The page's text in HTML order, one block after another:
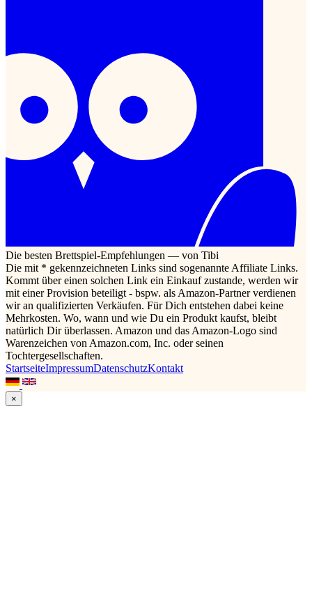
Die besten Brettspiel-Empfehlungen — von Tibi
Die mit * gekennzeichneten Links sind sogenannte Affiliate Links.
Kommt über einen solchen Link ein Einkauf zustande, werden wir
mit einer Provision beteiligt - bspw. als Amazon-Partner verdienen
wir an qualifizierten Verkäufen. Für Dich entstehen dabei keine
Mehrkosten. Wo, wann und wie Du ein Produkt kaufst, bleibt
natürlich Dir überlassen. Amazon und das Amazon-Logo sind
Warenzeichen von Amazon.com, Inc. oder seinen
Tochtergesellschaften.
StartseiteImpressumDatenschutzKontakt
×